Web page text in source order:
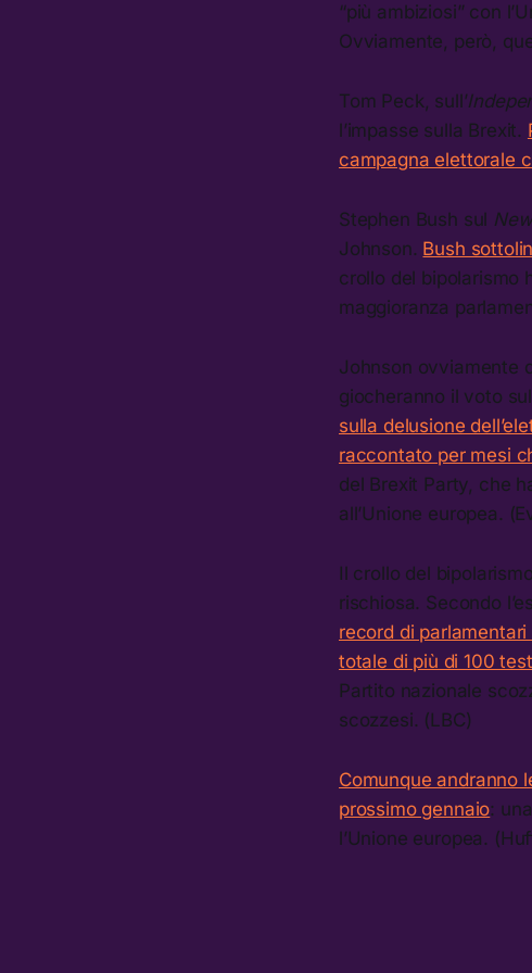
“più ambiziosi” con
Ovviamente, però,
Tom Peck, sull’
l’impasse sulla Brexit.
campagna elettorale
Stephen Bush sul
Johnson. Bush
crollo del bipolarismo
maggioranza
Johnson ovviamente
giocheranno il voto
sulla delusione
raccontato per mesi
del Brexit Party, che
all’Unione europea.
Il crollo del
rischiosa. Secondo
record di
totale di più di 100
Partito nazionale
scozzesi. (LBC)
Comunque andranno
prossimo gennaio:
l’Unione europea.